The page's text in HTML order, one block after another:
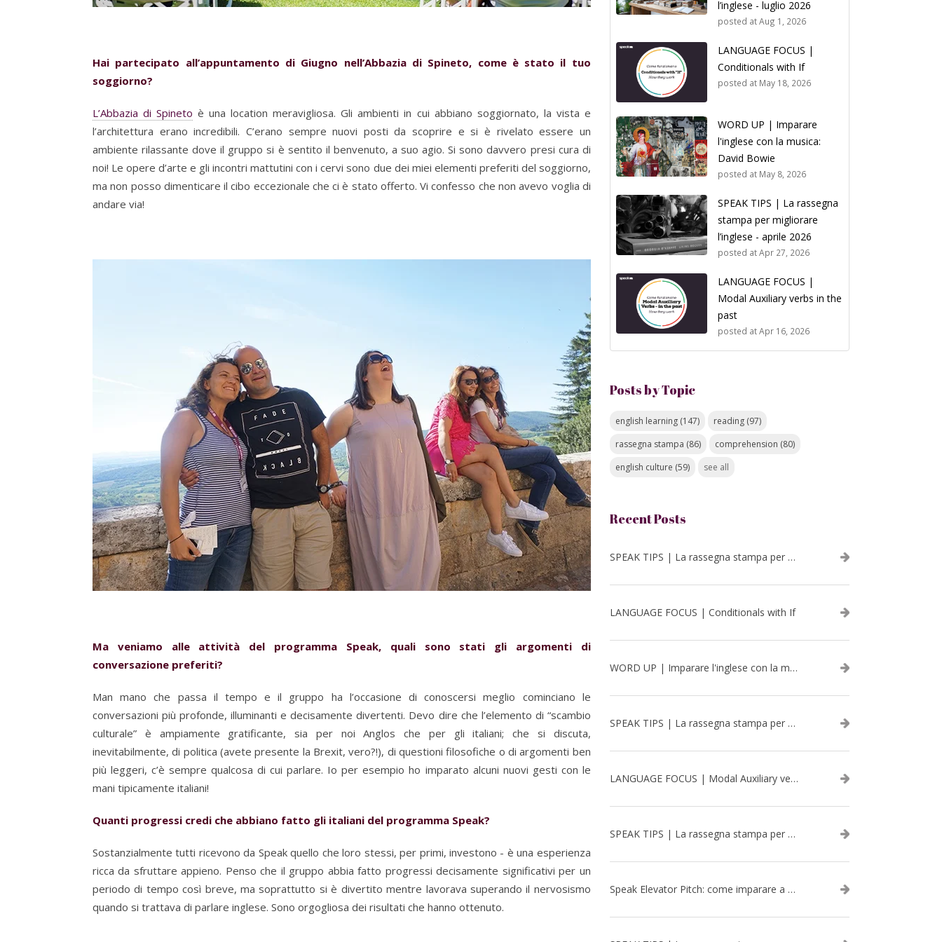
Hai partecipato all’appuntamento di Giugno nell’Abbazia di Spineto, come è stato il tuo
soggiorno?
L’Abbazia di Spineto è una location meravigliosa. Gli ambienti in cui abbiano soggiornato, la vista e
l’architettura erano incredibili. C’erano sempre nuovi posti da scoprire e si è rivelato essere un
ambiente rilassante dove il gruppo si è sentito il benvenuto, a suo agio. Si sono davvero presi cura di
noi! Le opere d’arte e gli incontri mattutini con i cervi sono due dei miei elementi preferiti del soggiorno,
ma non posso dimenticare il cibo eccezionale che ci è stato offerto. Vi confesso che non avevo voglia di
andare via!
Ma veniamo alle attività del programma Speak, quali sono stati gli argomenti di
conversazione preferiti?
Man mano che passa il tempo e il gruppo ha l’occasione di conoscersi meglio cominciano le
conversazioni più profonde, illuminanti e decisamente divertenti. Devo dire che l’elemento di “scambio
culturale” è ampiamente gratificante, sia per noi Anglos che per gli italiani; che si discuta,
inevitabilmente, di politica (avete presente la Brexit, vero?!), di questioni filosofiche o di argomenti ben
più leggeri, c’è sempre qualcosa di cui parlare. Io per esempio ho imparato alcuni nuovi gesti con le
mani tipicamente italiani!
Quanti progressi credi che abbiano fatto gli italiani del programma Speak?
Sostanzialmente tutti ricevono da Speak quello che loro stessi, per primi, investono - è una esperienza
ricca da sfruttare appieno. Penso che il gruppo abbia fatto progressi decisamente significativi per un
periodo di tempo così breve, ma soprattutto si è divertito mentre lavorava superando il nervosismo
quando si trattava di parlare inglese. Sono orgogliosa dei risultati che hanno ottenuto.
l’inglese - luglio 2026
posted atAug 1, 2026
LANGUAGE FOCUS |
Conditionals with If
posted at May 18, 2026
WORD UP | Imparare
l'inglese con la musica:
David Bowie
posted at May 8, 2026
SPEAK TIPS | La rassegna
stampa per migliorare
l’inglese - aprile 2026
posted atApr 27, 2026
LANGUAGE FOCUS |
Modal Auxiliary verbs in the
past
posted atApr 16, 2026
Posts by Topic
english learning (147) reading (97)
rassegna stampa (86) comprehension (80)
english culture (59) see all
Recent Posts
SPEAK TIPS | La rassegna stampa per migliorare l’inglese - luglio 2026
LANGUAGE FOCUS | Conditionals with If
WORD UP | Imparare l'inglese con la musica: David Bowie
SPEAK TIPS | La rassegna stampa per migliorare l’inglese - aprile 2026
LANGUAGE FOCUS | Modal Auxiliary verbs in the past
SPEAK TIPS | La rassegna stampa per migliorare l’inglese - marzo 2026
Speak Elevator Pitch: come imparare a gestire una presentazione in inglese